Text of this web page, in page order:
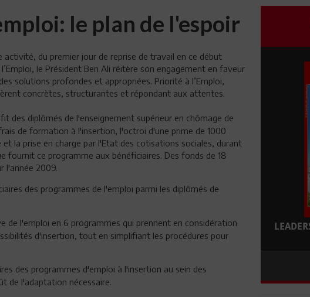
le plan de l'espoir
du premier jour de reprise de travail en ce début
le Président Ben Ali réitère son engagement en faveur
solutions profondes et appropriées. Priorité à l’Emploi,
concrètes, structurantes et répondant aux attentes.
des diplômés de l'enseignement supérieur en chômage de
de formation à l'insertion, l'octroi d'une prime de 1000
la prise en charge par l'Etat des cotisations sociales, durant
fournit ce programme aux bénéficiaires. Des fonds de 18
l'année 2009.
des programmes de l'emploi parmi les diplômés de
de l'emploi en 6 programmes qui prennent en considération
d'insertion, tout en simplifiant les procédures pour
des programmes d'emploi à l'insertion au sein des
de l'adaptation nécessaire.